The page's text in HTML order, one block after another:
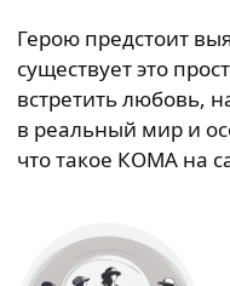
Герою предстоит
существует это
встретить любовь,
в реальный мир и
что такое КОМА на